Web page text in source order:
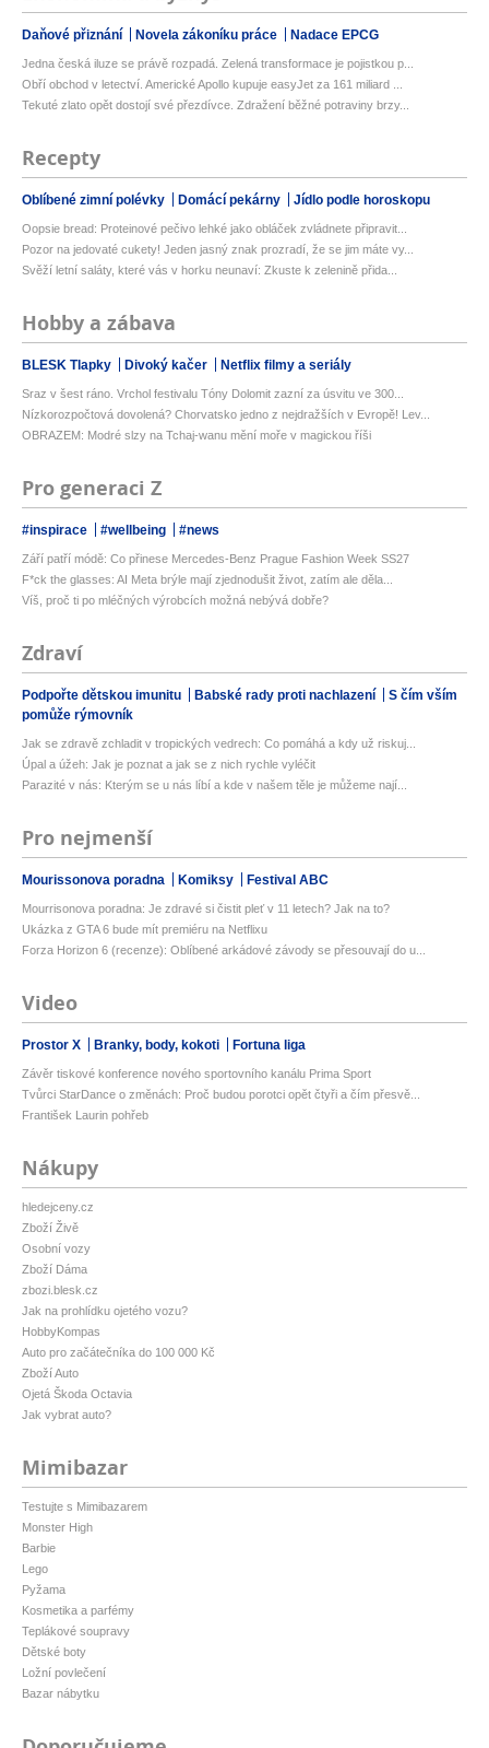
Daňové přiznání Novela zákoníku práce Nadace EPCG
Jedna česká iluze se právě rozpadá. Zelená transformace je pojistkou p...
Obří obchod v letectví. Americké Apollo kupuje easyJet za 161 miliard ...
Tekuté zlato opět dostojí své přezdívce. Zdražení běžné potraviny brzy...
Recepty
Oblíbené zimní polévky Domácí pekárny Jídlo podle horoskopu
Oopsie bread: Proteinové pečivo lehké jako obláček zvládnete připravit...
Pozor na jedovaté cukety! Jeden jasný znak prozradí, že se jim máte vy...
Svěží letní saláty, které vás v horku neunaví: Zkuste k zelenině přida...
Hobby a zábava
BLESK Tlapky Divoký kačer Netflix filmy a seriály
Sraz v šest ráno. Vrchol festivalu Tóny Dolomit zazní za úsvitu ve 300...
Nízkorozpočtová dovolená? Chorvatsko jedno z nejdražších v Evropě! Lev...
OBRAZEM: Modré slzy na Tchaj-wanu mění moře v magickou říši
Pro generaci Z
#inspirace #wellbeing #news
Září patří módě: Co přinese Mercedes-Benz Prague Fashion Week SS27
F*ck the glasses: AI Meta brýle mají zjednodušit život, zatím ale děla...
Víš, proč ti po mléčných výrobcích možná nebývá dobře?
Zdraví
Podpořte dětskou imunitu Babské rady proti nachlazení
S čím vším
pomůže rýmovník
Jak se zdravě zchladit v tropických vedrech: Co pomáhá a kdy už riskuj...
Úpal a úžeh: Jak je poznat a jak se z nich rychle vyléčit
Parazité v nás: Kterým se u nás líbí a kde v našem těle je můžeme nají...
Pro nejmenší
Mourissonova poradna Komiksy Festival ABC
Mourrisonova poradna: Je zdravé si čistit pleť v 11 letech? Jak na to?
Ukázka z GTA 6 bude mít premiéru na Netflixu
Forza Horizon 6 (recenze): Oblíbené arkádové závody se přesouvají do u...
Video
Prostor X Branky, body, kokoti Fortuna liga
Závěr tiskové konference nového sportovního kanálu Prima Sport
Tvůrci StarDance o změnách: Proč budou porotci opět čtyři a čím přesvě...
František Laurin pohřeb
Nákupy
hledejceny.cz
Zboží Živě
Osobní vozy
Zboží Dáma
zbozi.blesk.cz
Jak na prohlídku ojetého vozu?
HobbyKompas
Auto pro začátečníka do 100 000 Kč
Zboží Auto
Ojetá Škoda Octavia
Jak vybrat auto?
Mimibazar
Testujte s Mimibazarem
Monster High
Barbie
Lego
Pyžama
Kosmetika a parfémy
Teplákové soupravy
Dětské boty
Ložní povlečení
Bazar nábytku